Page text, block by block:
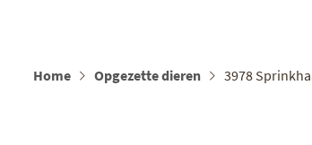
Home Opgezette dieren 3978